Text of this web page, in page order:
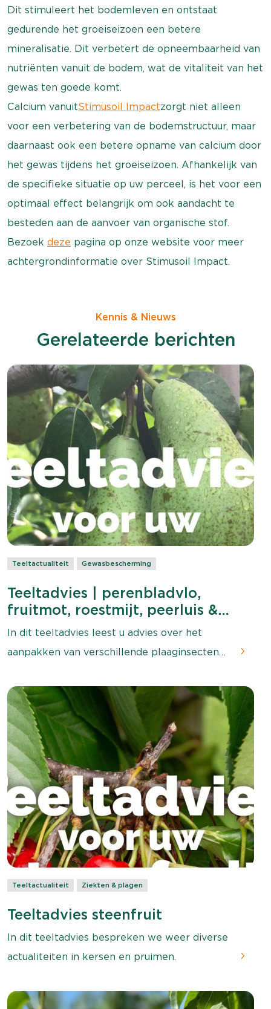
Dit stimuleert het bodemleven en ontstaat
gedurende het groeiseizoen een betere
mineralisatie. Dit verbetert de opneembaarheid van
nutriënten vanuit de bodem, wat de vitaliteit van het
gewas ten goede komt.
Calcium vanuitStimusoil Impactzorgt niet alleen
voor een verbetering van de bodemstructuur, maar
daarnaast ook een betere opname van calcium door
het gewas tijdens het groeiseizoen. Afhankelijk van
de specifieke situatie op uw perceel, is het voor een
optimaal effect belangrijk om ook aandacht te
besteden aan de aanvoer van organische stof.
Bezoek deze pagina op onze website voor meer
achtergrondinformatie over Stimusoil Impact.
Kennis & Nieuws
Gerelateerde berichten
Teeltactualiteit Gewasbescherming
Teeltadvies | perenbladvlo,
fruitmot, roestmijt, peerluis &
afspuiten
In dit teeltadvies leest u advies over het
aanpakken van verschillende plaaginsecten
afspuitschema.
Teeltactualiteit Ziekten & plagen
Teeltadvies steenfruit
In dit teeltadvies bespreken we weer diverse
actualiteiten in kersen en pruimen.